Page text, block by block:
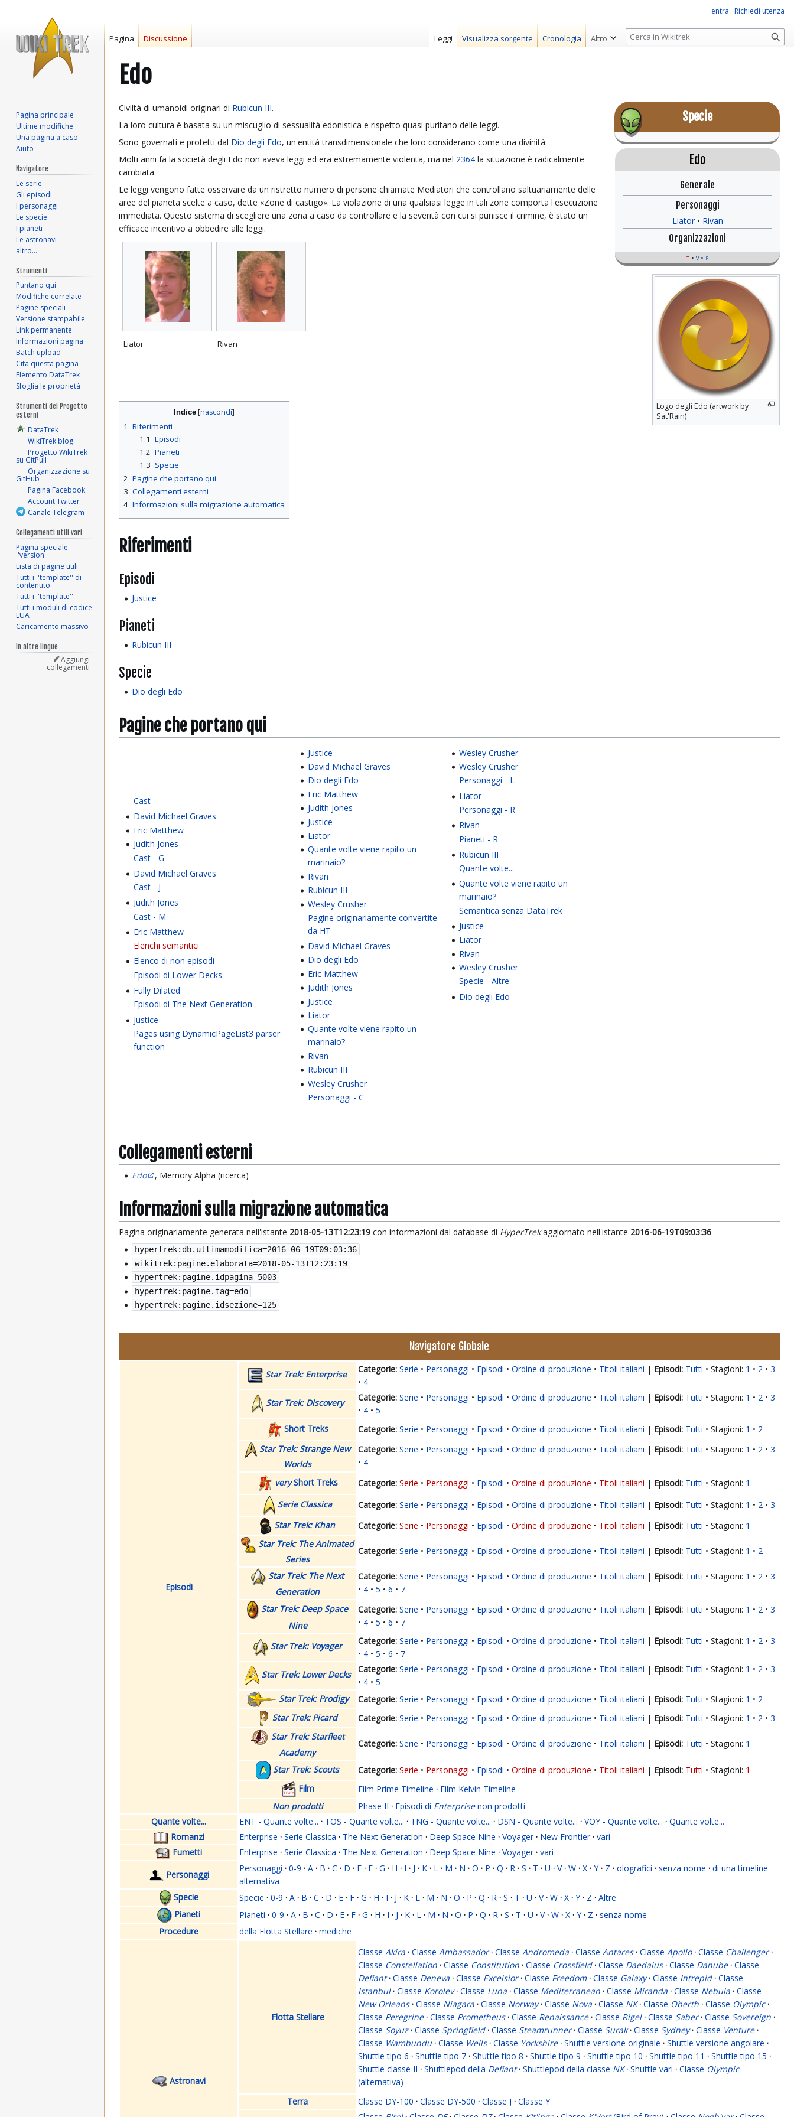
Edo
Vai
alla
Vai
alla
Specie
Edo
Generale
Personaggi
Liator Rivan
Organizzazioni
t v e
Civiltà di umanoidi originari di Rubicun III.
La loro cultura è basata su un miscuglio di sessualità edonistica e rispetto quasi puritano delle leggi.
Sono governati e protetti dal Dio degli Edo, un'entità transdimensionale che loro considerano come una divinità.
Molti anni fa la società degli Edo non aveva leggi ed era estremamente violenta, ma nel 2364 la situazione è radicalmente
cambiata.
Le leggi vengono fatte osservare da un ristretto numero di persone chiamate Mediatori che controllano saltuariamente delle
aree del pianeta scelte a caso, dette «Zone di castigo». La violazione di una qualsiasi legge in tali zone comporta l'esecuzione
immediata. Questo sistema di scegliere una zona a caso da controllare e la severità con cui si punisce il crimine, è stato un
efficace incentivo a obbedire alle leggi.
Logo degli Edo (artwork by
Sat'Rain)
Liator Rivan
Indice
1 Riferimenti
1.1 Episodi
1.2 Pianeti
1.3 Specie
2 Pagine che portano qui
3 Collegamenti esterni
4 Informazioni sulla migrazione automatica
Riferimenti
Episodi
Justice
Pianeti
Rubicun III
Specie
Dio degli Edo
Pagine che portano qui
Cast
David Michael Graves
Eric Matthew
Judith Jones
Cast - G
David Michael Graves
Cast - J
Judith Jones
Cast - M
Eric Matthew
Elenchi semantici
Elenco di non episodi
Episodi di Lower Decks
Fully Dilated
Episodi di The Next Generation
Justice
Pages using DynamicPageList3 parser
function
Justice
David Michael Graves
Dio degli Edo
Eric Matthew
Judith Jones
Justice
Liator
Quante volte viene rapito un
marinaio?
Rivan
Rubicun III
Wesley Crusher
Pagine originariamente convertite
da HT
David Michael Graves
Dio degli Edo
Eric Matthew
Judith Jones
Justice
Liator
Quante volte viene rapito un
marinaio?
Rivan
Rubicun III
Wesley Crusher
Personaggi - C
Wesley Crusher
Wesley Crusher
Personaggi - L
Liator
Personaggi - R
Rivan
Pianeti - R
Rubicun III
Quante volte...
Quante volte viene rapito un
marinaio?
Semantica senza DataTrek
Justice
Liator
Rivan
Wesley Crusher
Specie - Altre
Dio degli Edo
Collegamenti esterni
Edo , Memory Alpha (ricerca)
Informazioni sulla migrazione automatica
Pagina originariamente generata nell'istante 2018-05-13T12:23:19 con informazioni dal database di HyperTrekaggiornato nell'istante 2016-06-19T09:03:36
hypertrek:db.ultimamodifica=2016-06-19T09:03:36
wikitrek:pagine.elaborata=2018-05-13T12:23:19
hypertrek:pagine.idpagina=5003
hypertrek:pagine.tag=edo
hypertrek:pagine.idsezione=125
Navigatore Globale
Episodi
Star Trek: Enterprise Serie Personaggi Episodi Ordine di produzione Titoli italiani | Tutti Stagioni: 1 2
3
4
Star Trek: Discovery
Serie Personaggi Episodi Ordine di produzione Titoli italiani | Tutti Stagioni: 1 2
3
4
5
Short Treks
Serie Personaggi Episodi Ordine di produzione Titoli italiani | Tutti Stagioni: 1
2
Star Trek: Strange New
Worlds
Serie Personaggi Episodi Ordine di produzione Titoli italiani | Tutti Stagioni: 1 2
3
4
veryShort Treks Serie Personaggi Episodi Ordine di produzione Titoli italiani | Tutti Stagioni: 1
Serie Classica
Serie Personaggi Episodi Ordine di produzione Titoli italiani | Tutti Stagioni: 1 2
3
Star Trek: Khan
Serie Personaggi Episodi Ordine di produzione Titoli italiani | Tutti Stagioni: 1
Star Trek: The Animated
Series
Serie Personaggi Episodi Ordine di produzione Titoli italiani | Tutti Stagioni: 1 2
Star Trek: The Next
Generation
Serie Personaggi Episodi Ordine di produzione Titoli italiani | Tutti Stagioni: 1 2
3
4
5 6
7
Star Trek: Deep Space
Nine
Serie Personaggi Episodi Ordine di produzione Titoli italiani | Tutti Stagioni: 1 2
3
4
5 6 7
Star Trek: Voyager Serie Personaggi Episodi Ordine di produzione Titoli italiani | Tutti Stagioni: 1 2
3
4
5 6
7
Star Trek: Lower Decks
Serie Personaggi Episodi Ordine di produzione Titoli italiani | Tutti Stagioni: 1 2
3
4
5
Star Trek: Prodigy
Serie Personaggi Episodi Ordine di produzione Titoli italiani | Tutti Stagioni: 1
2
Star Trek: Picard
Serie Personaggi Episodi Ordine di produzione Titoli italiani | Tutti Stagioni: 1 2
3
Star Trek: Starfleet
Academy
Serie Personaggi Episodi Ordine di produzione Titoli italiani | Tutti Stagioni: 1
Star Trek: Scouts Serie Personaggi Episodi Ordine di produzione Titoli italiani | Tutti Stagioni: 1
Film
Film Prime Timeline · Film Kelvin Timeline
Non prodotti
Phase II · Episodi di Enterprisenon prodotti
Quante volte...
ENT - Quante volte... · TOS - Quante volte... · TNG - Quante volte... · DSN - Quante volte... · VOY - Quante volte... · Quante volte...
Romanzi
Enterprise · Serie Classica · The Next Generation · Deep Space Nine · Voyager · New Frontier · vari
Fumetti
Enterprise · Serie Classica · The Next Generation · Deep Space Nine · Voyager · vari
Personaggi
Personaggi · 0-9 · A · B · C · D · E · F · G · H · I · J · K · L · M · N · O · P · Q · R · S · T · U · V · W · X · Y · Z · olografici · senza nome · di una timeline
alternativa
Specie
Specie · 0-9 · A · B · C · D · E · F · G · H · I · J · K · L · M · N · O · P · Q · R · S · T · U · V · W · X · Y · Z · Altre
Pianeti
Pianeti · 0-9 · A · B · C · D · E · F · G · H · I · J · K · L · M · N · O · P · Q · R · S · T · U · V · W · X · Y · Z · senza nome
Procedure
della Flotta Stellare · mediche
Astronavi
Flotta Stellare
Classe Akira · Classe Ambassador · Classe Andromeda · Classe Antares · Classe Apollo · Classe Challenger ·
Classe Constellation · Classe Constitution · Classe Crossfield · Classe Daedalus · Classe Danube · Classe
Defiant · Classe Deneva · Classe Excelsior · Classe Freedom · Classe Galaxy · Classe Intrepid · Classe
Istanbul · Classe Korolev · Classe Luna · Classe Mediterranean · Classe Miranda · Classe Nebula · Classe
New Orleans · Classe Niagara · Classe Norway · Classe Nova · Classe NX · Classe Oberth · Classe Olympic ·
Classe Peregrine · Classe Prometheus · Classe Renaissance · Classe Rigel · Classe Saber · Classe Sovereign ·
Classe Soyuz · Classe Springfield · Classe Steamrunner · Classe Surak · Classe Sydney · Classe Venture ·
Classe Wambundu · Classe Wells · Classe Yorkshire · Shuttle versione originale · Shuttle versione angolare ·
Shuttle tipo 6 · Shuttle tipo 7 · Shuttle tipo 8 · Shuttle tipo 9 · Shuttle tipo 10 · Shuttle tipo 11 · Shuttle tipo 15 ·
Shuttle classe II · Shuttlepod della Defiant · Shuttlepod della classe NX · Shuttle vari · Classe Olympic
(alternativa)
Terra
Classe DY-100 · Classe DY-500 · Classe J · Classe Y
entra Richiedi utenza
Pagina Discussione Leggi Visualizza sorgente Cronologia Altro
R
i
r
c
a
Pagina principale
Ultime modifiche
Una pagina a caso
Aiuto
Navigatore
Le serie
Gli episodi
I personaggi
Le specie
I pianeti
Le astronavi
altro…
Strumenti
Puntano qui
Modifiche correlate
Pagine speciali
Versione stampabile
Link permanente
Informazioni pagina
Batch upload
Cita questa pagina
Elemento DataTrek
Sfoglia le proprietà
Strumenti del Progetto
esterni
DataTrek
WikiTrek blog
Progetto WikiTrek
su GitPull
Organizzazione su
GitHub
Pagina Facebook
Account Twitter
Canale Telegram
Collegamenti utili vari
Pagina speciale
''version''
Lista di pagine utili
Tutti i ''template'' di
contenuto
Tutti i ''template''
Tutti i moduli di codice
LUA
Caricamento massivo
In altre lingue
Aggiungi
collegamenti